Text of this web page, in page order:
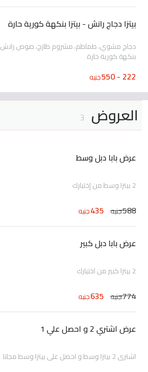
بيتزا دجاج رانش - بيتزا بنكهة كورية حارة
دجاج مشوي، طماطم، مشروم طازج، صوص رانش
بنكهة كورية حارة
222 - 550 جنيه
العروض 3
عرض بابا دبل وسط
2 بيتزا وسط من إختيارك
588جنيه 435جنيه
عرض بابا دبل كبير
2 بيتزا كبير من اختيارك
774جنيه 635جنيه
عرض اشتري 2 و احصل علي 1
اشتري 2 بيتزا وسط و احصل علي بيتزا وسط مجانا